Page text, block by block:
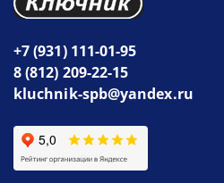
+7 (931) 111-01-95
8 (812) 209-22-15
kluchnik-spb@yandex.ru